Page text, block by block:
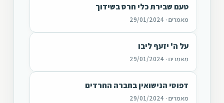
טעם שבירת כלי חרס בשידוך
מאמרים · 29/01/2024
על ה' יזעף ליבו
מאמרים · 29/01/2024
דפוסי הנישואין בחברה החרדים
מאמרים · 29/01/2024